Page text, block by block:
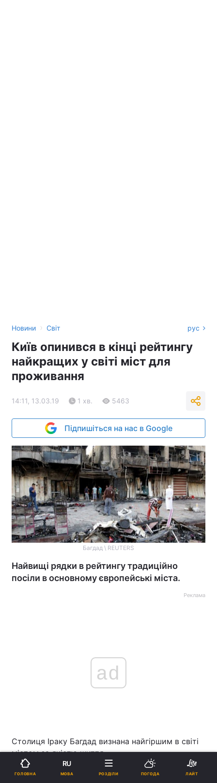
Новини › Світ рус
Київ опинився в кінці рейтингу
найкращих у світі міст для
проживання
14:11, 13.03.19 1 хв. 5463
Підпишіться на нас в Google
Багдад \ REUTERS
Найвищі рядки в рейтингу традиційно
посіли в основному європейські міста.
Реклама
ad
Столиця Іраку Багдад визнана найгіршим в світі
містом за якістю життя.
ГОЛОВНА
RU
МОВА РОЗДІЛИ ПОГОДА ЛАЙТ